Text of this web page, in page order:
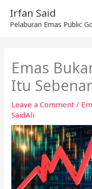
content
Irfan Said
Pelaburan Emas Public
Emas
Itu
Leave a Comment /
SaidAli